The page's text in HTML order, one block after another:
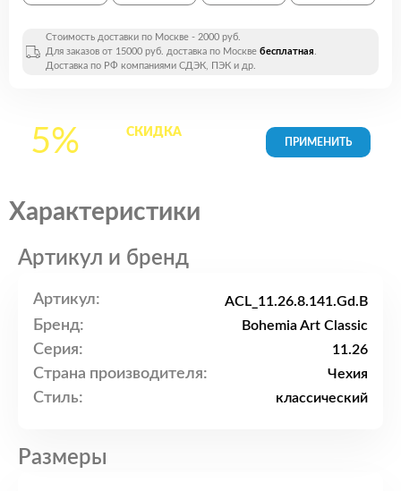
Стоимость доставки по Москве - 2000 руб.
Для заказов от 15000 руб. доставка по Москве бесплатная.
Доставка по РФ компаниями СДЭК, ПЭК и др.
5% СКИДКАна все
Характеристики
Артикул и бренд
Артикул: ACL_11.26.8.141.Gd.B
Бренд: Bohemia Art Classic
Серия: 11.26
Страна производителя: Чехия
Стиль: классический
Размеры